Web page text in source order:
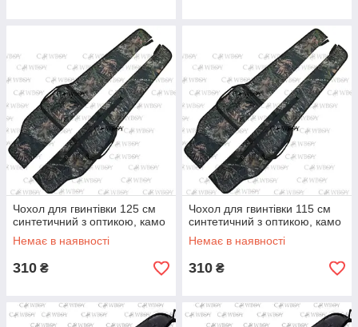
Чохол для гвинтівки 125 см
синтетичний з оптикою, камо
Немає в наявності
310 ₴
Чохол для гвинтівки 115 см
синтетичний з оптикою, камо
Немає в наявності
310 ₴